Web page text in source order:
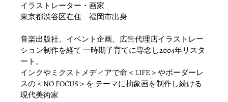
イラストレーター・画家
東京都渋谷区在住 福岡市出身
音楽出版社、イベント企画、広告代理店イラストレー
ション制作を経て一時期子育てに専念し2004年リスタ
ート。
インクやミクストメディアで命＜LIFE＞やボーダーレ
スの＜NO FOCUS＞を テーマに抽象画を制作し続ける
現代美術家